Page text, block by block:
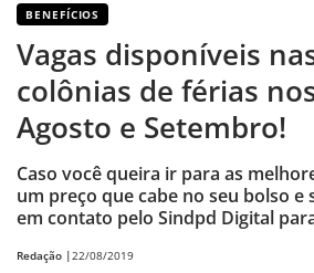
BENEFÍCIOS
Vagas disponíveis
colônias de férias
Agosto e Setembro!
Caso você queira ir para as
um preço que cabe no seu bolso e
em contato pelo Sindpd Digital
Redação |22/08/2019